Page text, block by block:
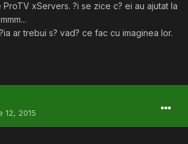
xServers. ?i se zice c? ei au ajutat la
ar trebui s? vad? ce fac cu imaginea lor.
12, 2015